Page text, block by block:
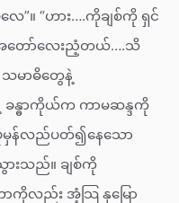
”။ “ဟား….ကိုချစ်ကို ရှင်
တော်လေးညံ့တယ်….သိ
သမာဓိတွေနဲ့
ခန္ဓာကိုယ်က ကာမဆန္ဒကို
မှန်လည်ပတ်၍နေသော
းသည်။ ချစ်ကို
လည်း အံ့သြ နှမြော